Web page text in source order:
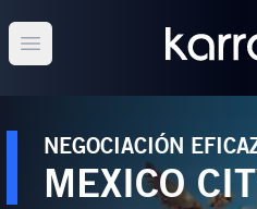
Open main menu
NEGOCIACIÓN
MEXICO